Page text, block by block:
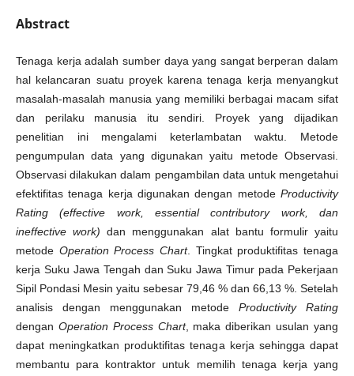
Abstract
Tenaga kerja adalah sumber daya yang sangat berperan dalam
hal kelancaran suatu proyek karena tenaga kerja menyangkut
masalah-masalah manusia yang memiliki berbagai macam sifat
dan perilaku manusia itu sendiri. Proyek yang dijadikan
penelitian ini mengalami keterlambatan waktu. Metode
pengumpulan data yang digunakan yaitu metode Observasi.
Observasi dilakukan dalam pengambilan data untuk mengetahui
efektifitas tenaga kerja digunakan dengan metodeProductivity
Rating (effective work, essential contributory work, dan
ineffective work)dan menggunakan alat bantu formulir yaitu
metode Operation Process Chart. Tingkat produktifitas tenaga
kerja Suku Jawa Tengah dan Suku Jawa Timur pada Pekerjaan
Sipil Pondasi Mesin yaitu sebesar 79,46 % dan 66,13 %. Setelah
analisis dengan menggunakan metodeProductivity Rating
dengan Operation Process Chart, maka diberikan usulan yang
dapat meningkatkan produktifitas tenaga kerja sehingga dapat
membantu para kontraktor untuk memilih tenaga kerja yang